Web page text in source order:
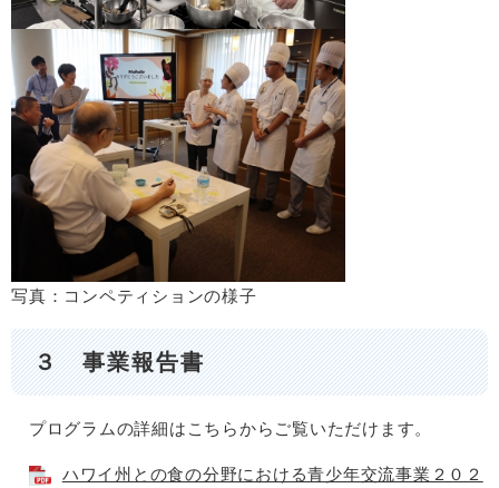
写真：コンペティションの様子​
３ 事業報告書
プログラムの詳細はこちらからご覧いただけます。
ハワイ州との食の分野における青少年交流事業２０２